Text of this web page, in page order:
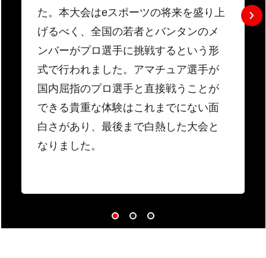
た。本大会はeスポーツの将来を盛り上
げるべく、全国の若者とバンタンのメ
ンバーがプロ選手に挑戦するという形
式で行われました。アマチュア選手が
国内屈指のプロ選手と直接戦うことが
できる貴重な体験はこれまでにない面
白さがあり、最後まで白熱した大会と
なりました。